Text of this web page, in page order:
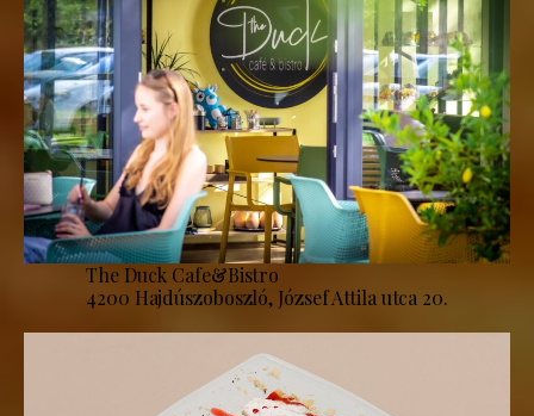
The Duck Cafe&Bistro
4200 Hajdúszoboszló, József Attila utca 20.